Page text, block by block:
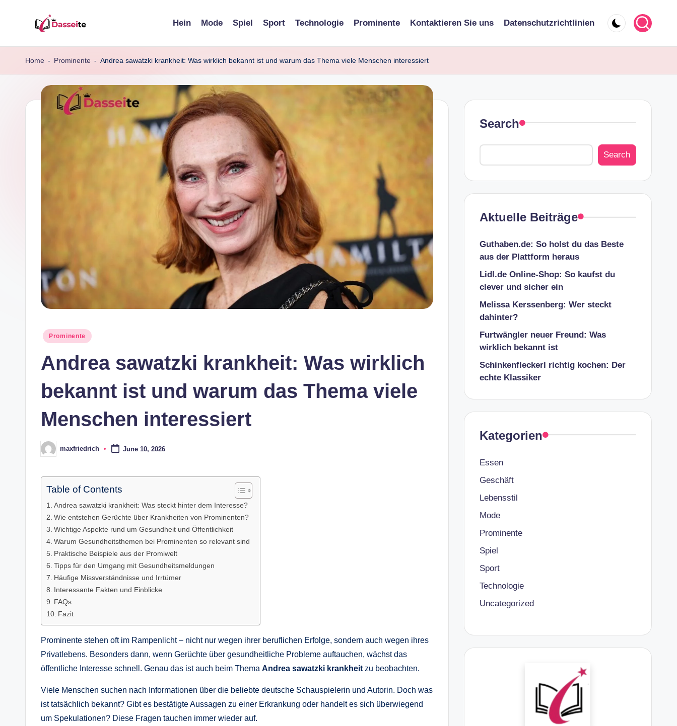
content
d
a
s
Hein Mode Spiel Sport Technologie Prominente Kontaktieren Sie uns Datenschutzrichtlinien
Home - Prominente - Andrea sawatzki krankheit: Was wirklich bekannt ist und warum das Thema viele Menschen interessiert
Posted
Prominente
Andrea sawatzki krankheit: Was wirklich
bekannt ist und warum das Thema viele
Menschen interessiert
Posted
by
maxfriedrich June 10, 2026
Table of Contents
Andrea sawatzki krankheit: Was steckt hinter dem Interesse?
Wie entstehen Gerüchte über Krankheiten von Prominenten?
Wichtige Aspekte rund um Gesundheit und Öffentlichkeit
Warum Gesundheitsthemen bei Prominenten so relevant sind
Praktische Beispiele aus der Promiwelt
Tipps für den Umgang mit Gesundheitsmeldungen
Häufige Missverständnisse und Irrtümer
Interessante Fakten und Einblicke
FAQs
Fazit
Prominente stehen oft im Rampenlicht – nicht nur wegen ihrer beruflichen Erfolge, sondern auch wegen ihres
Privatlebens. Besonders dann, wenn Gerüchte über gesundheitliche Probleme auftauchen, wächst das
öffentliche Interesse schnell. Genau das ist auch beim Thema Andrea sawatzki krankheit zu beobachten.
Viele Menschen suchen nach Informationen über die beliebte deutsche Schauspielerin und Autorin. Doch was
ist tatsächlich bekannt? Gibt es bestätigte Aussagen zu einer Erkrankung oder handelt es sich überwiegend
um Spekulationen? Diese Fragen tauchen immer wieder auf.
Search
Search
Aktuelle Beiträge
Guthaben.de: So holst du das Beste
aus der Plattform heraus
Lidl.de Online-Shop: So kaufst du
clever und sicher ein
Melissa Kerssenberg: Wer steckt
dahinter?
Furtwängler neuer Freund: Was
wirklich bekannt ist
Schinkenfleckerl richtig kochen: Der
echte Klassiker
Kategorien
Essen
Geschäft
Lebensstil
Mode
Prominente
Spiel
Sport
Technologie
Uncategorized